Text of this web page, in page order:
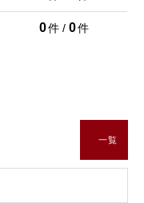
0件 / 0件
一覧